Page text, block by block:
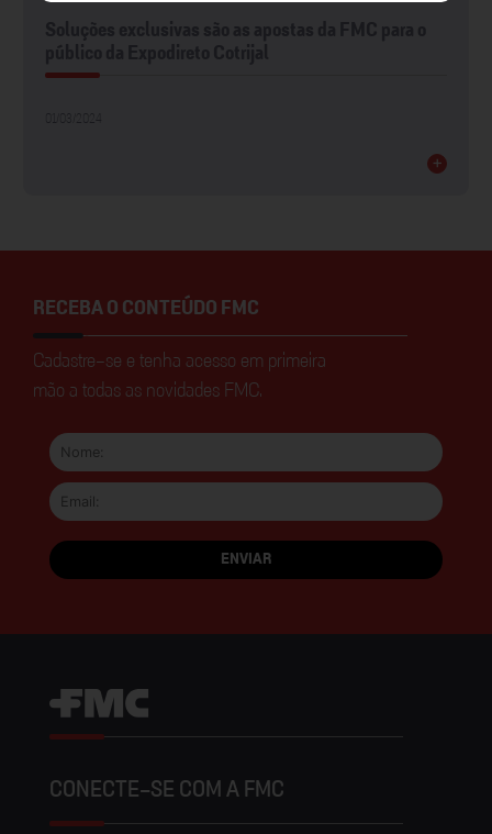
+
RECEBA O CONTEÚDO FMC
Cadastre-se e tenha acesso em primeira
mão a todas as novidades FMC.
CONECTE-SE COM A FMC